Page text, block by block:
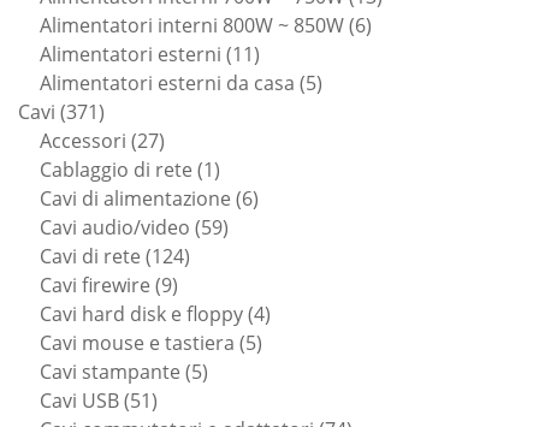
Alimentatori interni 800W ~ 850W 66
Alimentatori esterni 1111
prodotti
Alimentatori esterni da casa 55
Cavi 371371
prodotti
Accessori 2727
prodotti
Cablaggio di rete 11
prodotto
Cavi di alimentazione 66
Cavi audio/video 5959
Cavi di rete 124124
Cavi firewire 99
prodotti
Cavi hard disk e floppy 44
Cavi mouse e tastiera 55
Cavi stampante 55
Cavi USB 5151